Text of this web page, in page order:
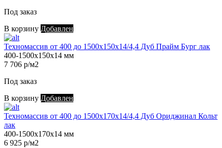
Под заказ
В корзину Добавлен
Техномассив от 400 до 1500х150х14/4,4 Дуб Прайм Бург лак
400-1500х150х14 мм
7 706 р/м2
Под заказ
В корзину Добавлен
Техномассив от 400 до 1500х170х14/4,4 Дуб Ориджинал Кольт
лак
400-1500х170х14 мм
6 925 р/м2